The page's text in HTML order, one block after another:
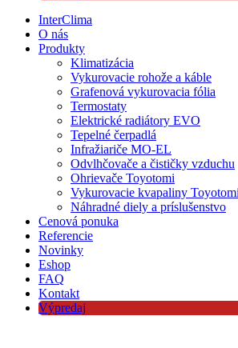
InterClima
O nás
Produkty
Klimatizácia
Vykurovacie rohože a káble
Grafenová vykurovacia fólia
Termostaty
Elektrické radiátory EVO
Tepelné čerpadlá
Infražiariče MO-EL
Odvlhčovače a čističky vzduchu
Ohrievače Toyotomi
Vykurovacie kvapaliny Toyotomi
Náhradné diely a príslušenstvo
Cenová ponuka
Referencie
Novinky
Eshop
FAQ
Kontakt
Výpredaj